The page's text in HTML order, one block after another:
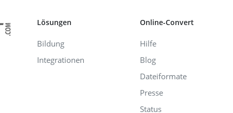
Lösungen
Bildung
Integrationen
Online-Convert
Hilfe
Blog
Dateiformate
Presse
Status